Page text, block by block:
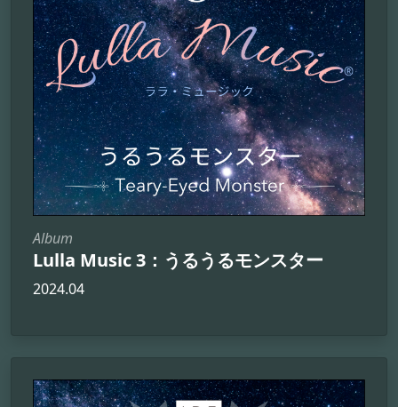
Album
Lulla Music 3：うるうるモンスター
2024.04